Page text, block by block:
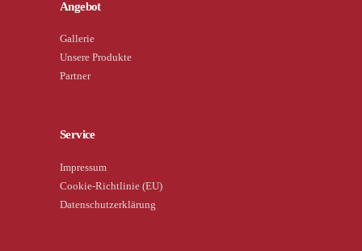
Angebot
Gallerie
Unsere Produkte
Partner
Service
Impressum
Cookie-Richtlinie (EU)
Datenschutzerklärung